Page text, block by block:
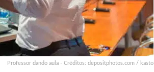
Professor dando aula - Créditos: depositphotos.com / kasto